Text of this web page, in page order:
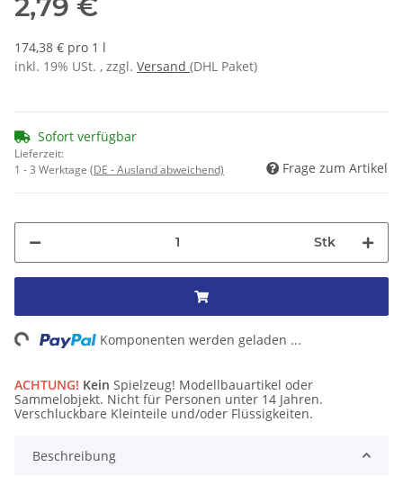
174,38 € pro 1 l
inkl. 19% USt. , zzgl. Versand (DHL Paket)
Sofort verfügbar
Lieferzeit:
1 - 3 Werktage (DE - Ausland abweichend) Frage zum Artikel
Stk
Komponenten werden geladen ...
ACHTUNG! Kein Spielzeug! Modellbauartikel oder
Sammelobjekt. Nicht für Personen unter 14 Jahren.
Verschluckbare Kleinteile und/oder Flüssigkeiten.
Beschreibung